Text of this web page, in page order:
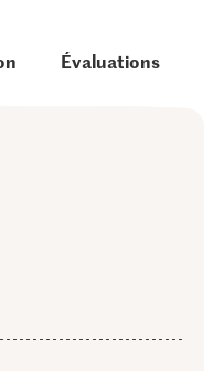
Évaluations